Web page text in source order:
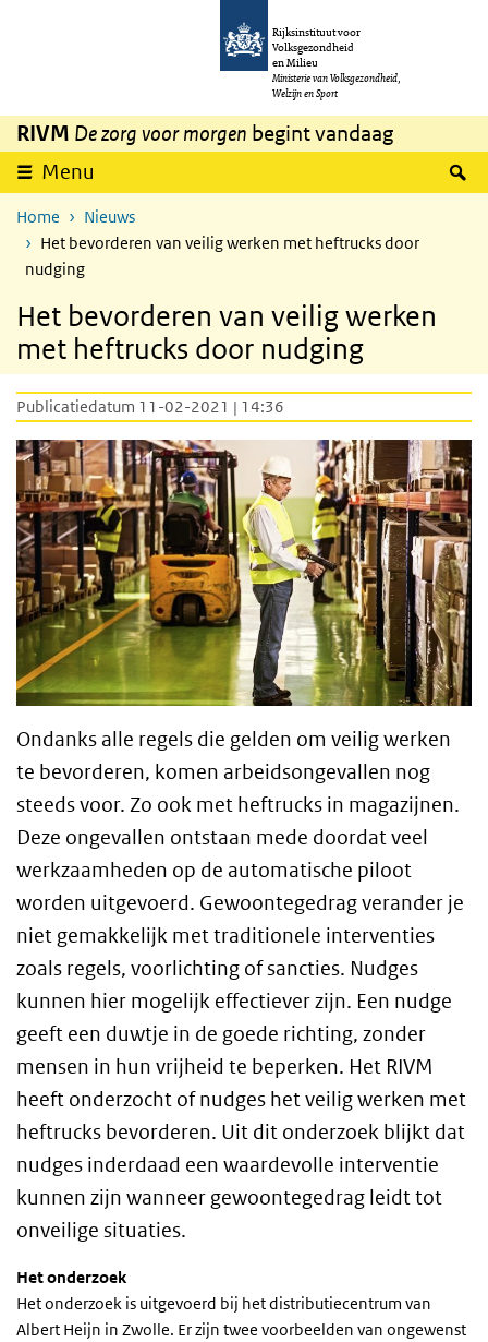
Overslaan en naar de inhoud gaan
Rijksinstituut voor
Volksgezondheid
en Milieu
Ministerie van Volksgezondheid,
Welzijn en Sport
RIVM De zorg voor morgen begint vandaag
Menu
Home
Nieuws
Het bevorderen van veilig werken met heftrucks door
nudging
Het bevorderen van veilig werken
met heftrucks door nudging
Publicatiedatum 11-02-2021 | 14:36
Ondanks alle regels die gelden om veilig werken
te bevorderen, komen arbeidsongevallen nog
steeds voor. Zo ook met heftrucks in magazijnen.
Deze ongevallen ontstaan mede doordat veel
werkzaamheden op de automatische piloot
worden uitgevoerd. Gewoontegedrag verander je
niet gemakkelijk met traditionele interventies
zoals regels, voorlichting of sancties. Nudges
kunnen hier mogelijk effectiever zijn. Een nudge
geeft een duwtje in de goede richting, zonder
mensen in hun vrijheid te beperken. Het RIVM
heeft onderzocht of nudges het veilig werken met
heftrucks bevorderen. Uit dit onderzoek blijkt dat
nudges inderdaad een waardevolle interventie
kunnen zijn wanneer gewoontegedrag leidt tot
onveilige situaties.
Het onderzoek
Het onderzoek is uitgevoerd bij het distributiecentrum van
Albert Heijn in Zwolle. Er zijn twee voorbeelden van ongewenst